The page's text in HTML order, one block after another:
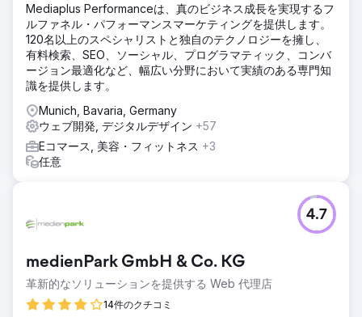
Mediaplus Performanceは、真のビジネス成長を実現するフ
ルファネル・パフォーマンスマーケティングを提供します。
120名以上のスペシャリストと独自のテクノロジーを擁し、
有料検索、SEO、ソーシャル、プログラマティック、コンバ
ージョン最適化など、幅広い分野において実績のある専門知
識を提供します。
Munich, Bavaria, Germany
ウェブ開発, デジタルデザイン +57
Eコマース, 美容・フィットネス +3
任意
medienPark GmbH & Co. KG
革新的なソリューションを提供する Web 代理店
14件のクチコミ
4.7